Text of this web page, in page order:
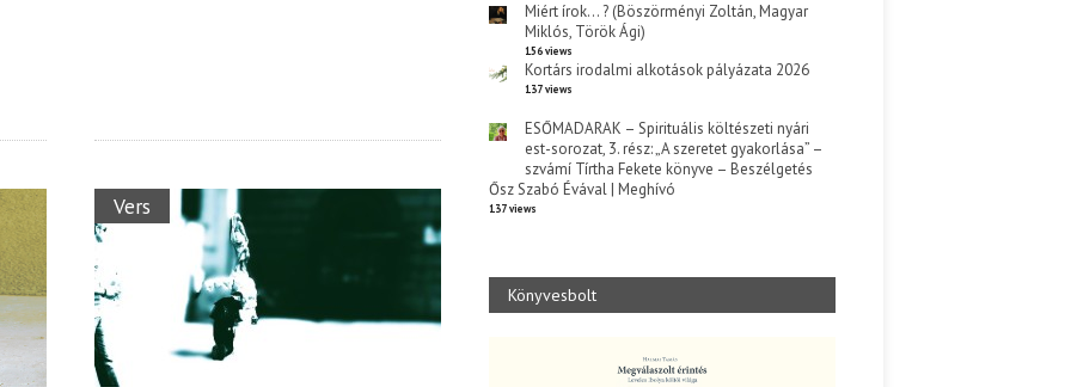
Vers
Miért írok… ? (Böszörményi Zoltán, Magyar
Miklós, Török Ági)
156 views
Kortárs irodalmi alkotások pályázata 2026
137 views
ESŐMADARAK – Spirituális költészeti nyári
est-sorozat, 3. rész: „A szeretet gyakorlása” –
szvámí Tírtha Fekete könyve – Beszélgetés
Ősz Szabó Évával | Meghívó
137 views
Könyvesbolt